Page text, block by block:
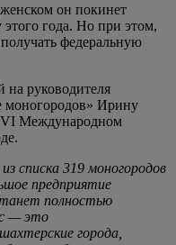
он покинет
года. Но при этом,
федеральную
на руководителя
моногородов» Ирину
VI Международном
списка 319 моногородов
предприятие
полностью
— это
города,